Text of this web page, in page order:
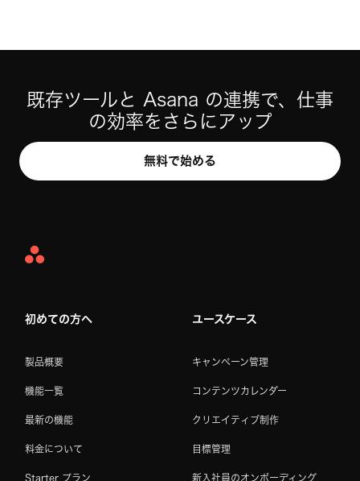
既存ツールと Asana の連携で、仕事
の効率をさらにアップ
無料で始める
Asana
初めての方へ
製品概要
機能一覧
最新の機能
料金について
Starter プラン
ユースケース
キャンペーン管理
コンテンツカレンダー
クリエイティブ制作
目標管理
新入社員のオンボーディング